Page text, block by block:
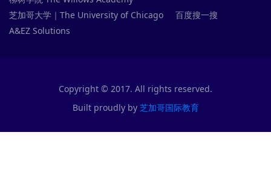
芝加哥大学｜The University of Chicago
百度搜一搜
A&EZ Solutions
Copyright © 2017. All rights reserved.
Built proudly by 芝加哥国际教育